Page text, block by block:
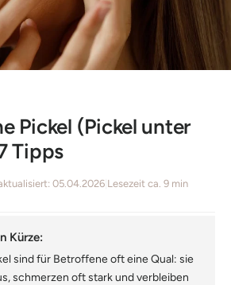
Pickel (Pickel unter
Tipps
05.04.2026 Lesezeit ca. 9 min
Kürze:
sind für Betroffene oft eine Qual: sie
schmerzen oft stark und verbleiben